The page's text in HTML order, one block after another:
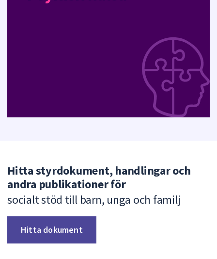
Hitta styrdokument, handlingar och
andra publikationer för
socialt stöd till barn, unga och familj
Hitta dokument